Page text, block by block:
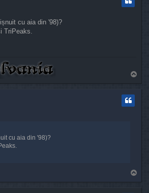
cu aia din '98)?
TriPeaks.
cu aia din '98)?
o